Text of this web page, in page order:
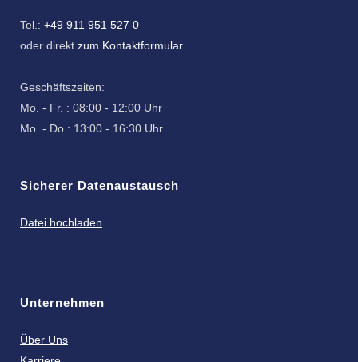
Tel.: +49 911 951 527 0
oder direkt zum Kontaktformular
Geschäftszeiten:
Mo. - Fr. : 08:00 - 12:00 Uhr
Mo. - Do.: 13:00 - 16:30 Uhr
Sicherer Datenaustausch
Datei hochladen
Unternehmen
Über Uns